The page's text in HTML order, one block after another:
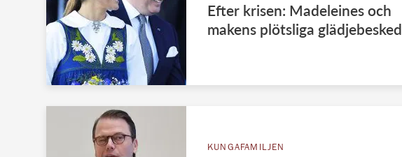
Efter krisen: Madeleines och
makens plötsliga glädjebesked
KUNGAFAMILJEN